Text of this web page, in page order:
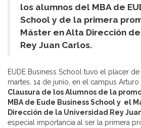
los alumnos del MBA de
School y de la primera
Máster en Alta Dirección
Rey Juan Carlos.
EUDE Business School tuvo el placer
martes, 14 de junio, en el campus Arturo
Clausura de los Alumnos de la
MBA de Eude Business School y el
Dirección de la Universidad Rey
especial importancia al ser la primera